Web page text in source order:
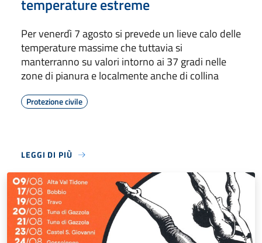
temperature estreme
Per venerdì 7 agosto si prevede un lieve calo delle
temperature massime che tuttavia si
manterranno su valori intorno ai 37 gradi nelle
zone di pianura e localmente anche di collina
Protezione civile
LEGGI DI PIÙ